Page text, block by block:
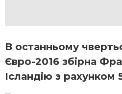
В останньому
Євро-2016 збірна
Ісландію з рахунком